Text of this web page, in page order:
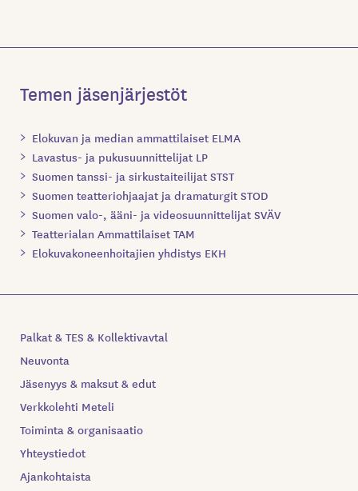
Temen jäsenjärjestöt
Elokuvan ja median ammattilaiset ELMA
Lavastus- ja pukusuunnittelijat LP
Suomen tanssi- ja sirkustaiteilijat STST
Suomen teatteriohjaajat ja dramaturgit STOD
Suomen valo-, ääni- ja videosuunnittelijat SVÄV
Teatterialan Ammattilaiset TAM
Elokuvakoneenhoitajien yhdistys EKH
Palkat & TES & Kollektivavtal
Neuvonta
Jäsenyys & maksut & edut
Verkkolehti Meteli
Toiminta & organisaatio
Yhteystiedot
Ajankohtaista